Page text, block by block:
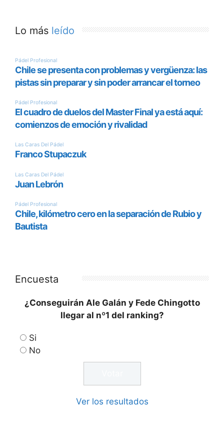
Lo más leído
Encuesta
¿Conseguirán Ale Galán y Fede Chingotto
llegar al nº1 del ranking?
Si
No
Ver los resultados